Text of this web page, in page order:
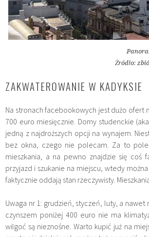
Źródło:
ZAKWATEROWANIE W KADYKSIE
Na stronach facebookowych jest dużo ofert
700 euro miesięcznie. Domy studenckie
jedną z najdroższych opcji na wynajem.
bez okna, czego nie polecam. Za to
mieszkania, a na pewno znajdzie się coś
przyjazd i szukanie na miejscu, wtedy
faktycznie oddają stan rzeczywisty.
Uwaga nr 1: grudzień, styczeń, luty, a
czynszem poniżej 400 euro nie ma
wilgoć są nieznośne. Warto kupić już na